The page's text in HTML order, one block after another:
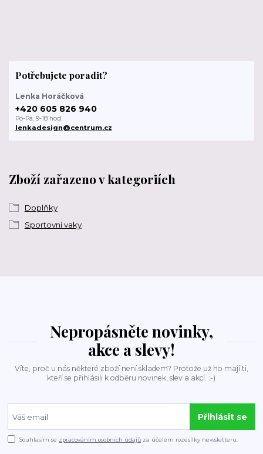
Zboží zařazeno v kategoriích
Doplňky
Sportovní vaky
Potřebujete poradit?
Lenka Horáčková
+420 605 826 940
Po-Pá, 9-18 hod.
lenkadesign@centrum.cz
Nepropásněte novinky,
akce a slevy!
Víte, proč u nás některé zboží není skladem? Protože už ho mají ti,
kteří se přihlásili k odběru novinek, slev a akcí. :-)
Přihlásit se
Souhlasím se zpracováním osobních údajů za účelem rozesílky newsletteru.